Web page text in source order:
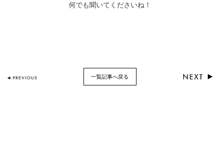
何でも聞いてくださいね！
一覧記事へ戻る